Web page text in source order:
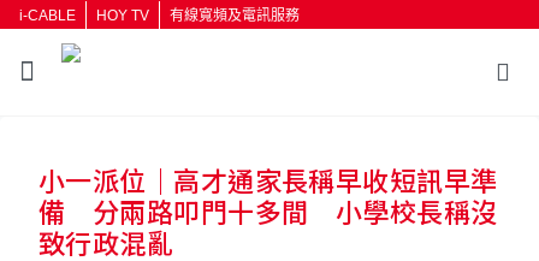
i-CABLE HOY TV 有線寬頻及電訊服務
按輸入鍵開始搜尋
小一派位｜高才通家長稱早收短訊早準
備 分兩路叩門十多間 小學校長稱沒
致行政混亂